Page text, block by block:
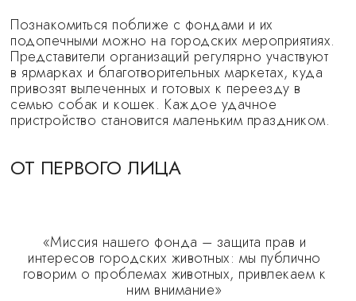
Познакомиться поближе с фондами и их
подопечными можно на городских мероприятиях.
Представители организаций регулярно участвуют
в ярмарках и благотворительных маркетах, куда
привозят вылеченных и готовых к переезду в
семью собак и кошек. Каждое удачное
пристройство становится маленьким праздником.
ОТ ПЕРВОГО ЛИЦА
«Миссия нашего фонда – защита прав и
интересов городских животных: мы публично
говорим о проблемах животных, привлекаем к
ним внимание»